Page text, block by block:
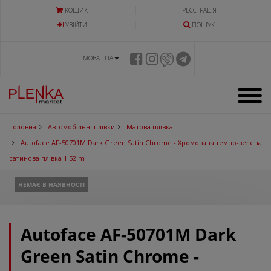
КОШИК
РЕЄСТРАЦІЯ
УВIЙТИ
ПОШУК
МОВА UA
Головна Автомобільні плівки
Матова плівка
Autoface AF-50701M Dark Green Satin Chrome - Хромована темно-зелена
сатинова плівка 1.52 m
НЕМАЄ В НАЯВНОСТІ
Autoface AF-50701M Dark
Green Satin Chrome -